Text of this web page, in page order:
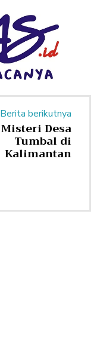
Berita berikutnya
Misteri Desa
Tumbal di
Kalimantan